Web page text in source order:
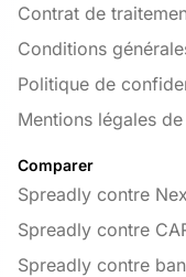
Contrat de
Conditions
Politique de
Mentions légales
Comparer
Spreadly contre
Spreadly contre
Spreadly contre